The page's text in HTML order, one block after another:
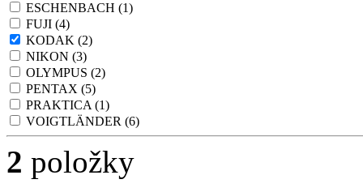
ESCHENBACH (1)
FUJI (4)
KODAK (2)
NIKON (3)
OLYMPUS (2)
PENTAX (5)
PRAKTICA(1)
VOIGTLÄNDER (6)
2 položky